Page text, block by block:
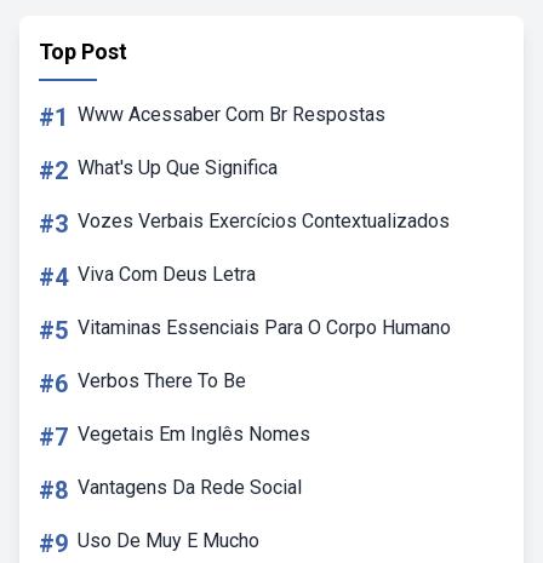
Top Post
#1 Www Acessaber Com Br Respostas
#2 What's Up Que Significa
#3 Vozes Verbais Exercícios Contextualizados
#4 Viva Com Deus Letra
#5 Vitaminas Essenciais Para O Corpo Humano
#6 Verbos There To Be
#7 Vegetais Em Inglês Nomes
#8 Vantagens Da Rede Social
#9 Uso De Muy E Mucho